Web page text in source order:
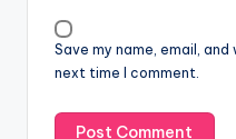
Save my name, email,
next time I comment.